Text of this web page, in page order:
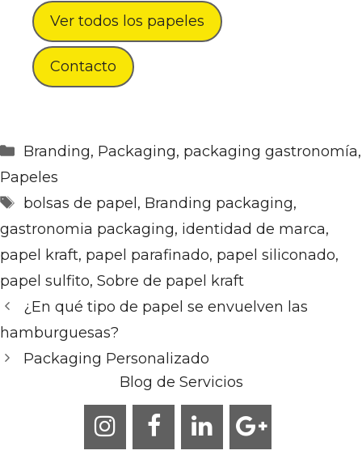
Ver todos los papeles
Contacto
Categorías
Branding, Packaging, packaging gastronomía,
Papeles
Etiquetas
bolsas de papel , Branding packaging,
gastronomia packaging, identidad de marca,
papel kraft, papel parafinado, papel siliconado,
papel sulfito, Sobre de papel kraft
¿En qué tipo de papel se envuelven las
hamburguesas?
Packaging Personalizado
Blog de Servicios